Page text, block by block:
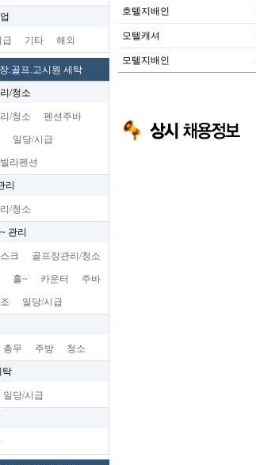
급 기타 해외
.골프.고시원 세탁
/청소
/청소 펜션주바
일당/시급
라펜션
리
/청소
관리
크 골프장관리/청소
홀~ 카운터 주바
일당/시급
총무 주방 청소
탁
일당/시급
호텔지배인
모텔캐셔
모텔지배인